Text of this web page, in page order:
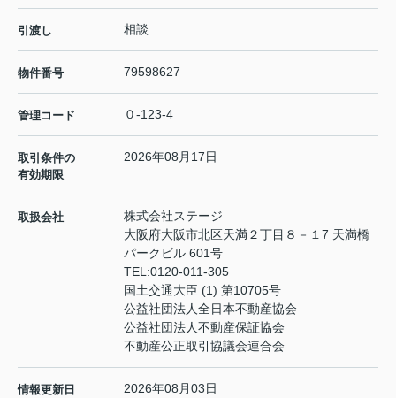
引渡し 相談
物件番号 79598627
管理コード ０-123-4
取引条件の
有効期限
2026年08月17日
取扱会社
株式会社ステージ
大阪府大阪市北区天満２丁目８－１7 天満橋
パークビル 601号
TEL:0120-011-305
国土交通大臣 (1) 第10705号
公益社団法人全日本不動産協会
公益社団法人不動産保証協会
不動産公正取引協議会連合会
情報更新日 2026年08月03日